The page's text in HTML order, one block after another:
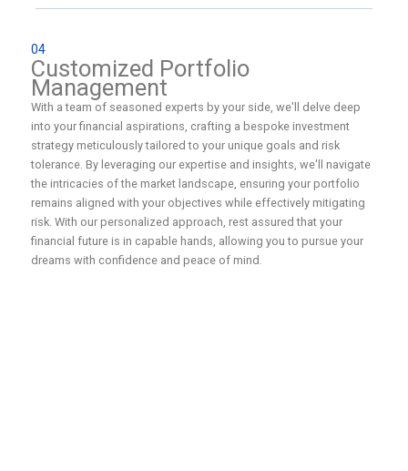
04
Customized Portfolio
Management
With a team of seasoned experts by your side, we'll delve deep
into your financial aspirations, crafting a bespoke investment
strategy meticulously tailored to your unique goals and risk
tolerance. By leveraging our expertise and insights, we'll navigate
the intricacies of the market landscape, ensuring your portfolio
remains aligned with your objectives while effectively mitigating
risk. With our personalized approach, rest assured that your
financial future is in capable hands, allowing you to pursue your
dreams with confidence and peace of mind.